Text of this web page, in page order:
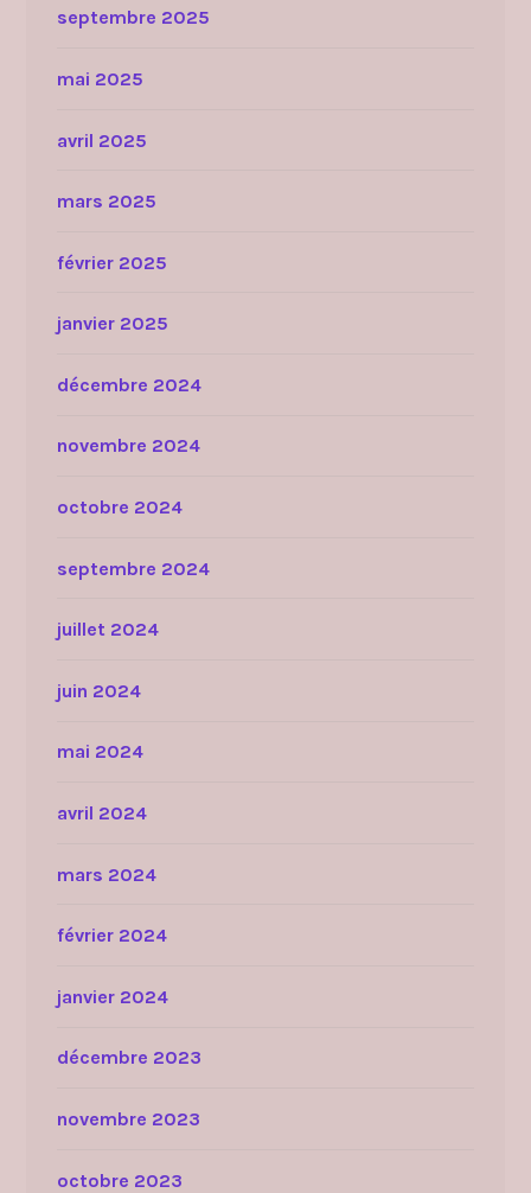
septembre 2025
mai 2025
avril 2025
mars 2025
février 2025
janvier 2025
décembre 2024
novembre 2024
octobre 2024
septembre 2024
juillet 2024
juin 2024
mai 2024
avril 2024
mars 2024
février 2024
janvier 2024
décembre 2023
novembre 2023
octobre 2023